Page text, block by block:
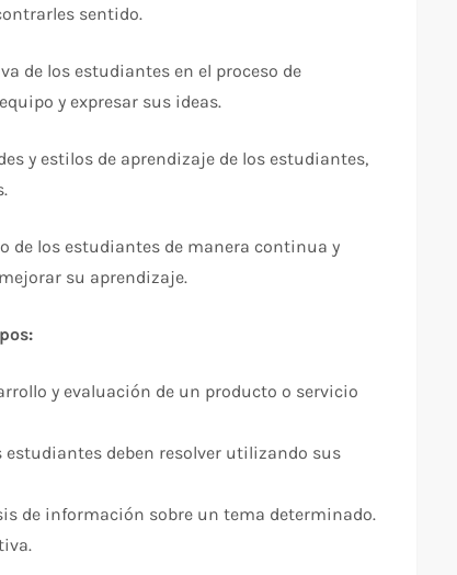
sentido.
de los estudiantes en el proceso de
y expresar sus ideas.
y estilos de aprendizaje de los estudiantes,
de los estudiantes de manera continua y
su aprendizaje.
y evaluación de un producto o servicio
deben resolver utilizando sus
de información sobre un tema determinado.